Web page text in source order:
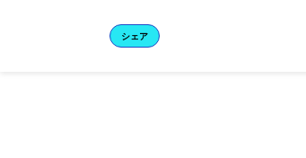
シェア